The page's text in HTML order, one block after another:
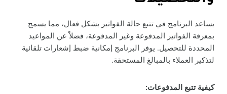
يساعد البرنامج في تتبع حالة الفواتير بشكل فعال، مما يسمح
بمعرفة الفواتير المدفوعة وغير المدفوعة، فضلاً عن المواعيد
المحددة للتحصيل. يوفر البرنامج إمكانية ضبط إشعارات تلقائية
لتذكير العملاء بالمبالغ المستحقة.
كيفية تتبع المدفوعات: